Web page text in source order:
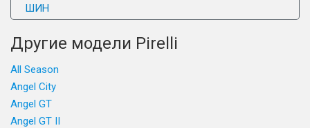
ШИН
Другие модели Pirelli
All Season
Angel City
Angel GT
Angel GT II